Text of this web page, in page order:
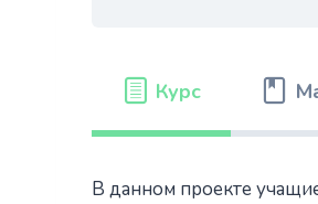
Курс
В данном проекте